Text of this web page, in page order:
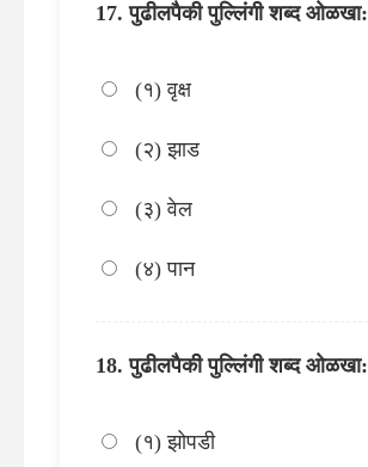
पुढीलपैकी पुल्लिंगी शब्द ओळखा:
(१) वृक्ष
(२) झाड
(३) वेल
(४) पान
पुढीलपैकी पुल्लिंगी शब्द ओळखा:
(१) झोपडी